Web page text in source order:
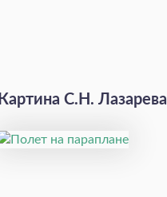
Картина С.Н. Лазарева